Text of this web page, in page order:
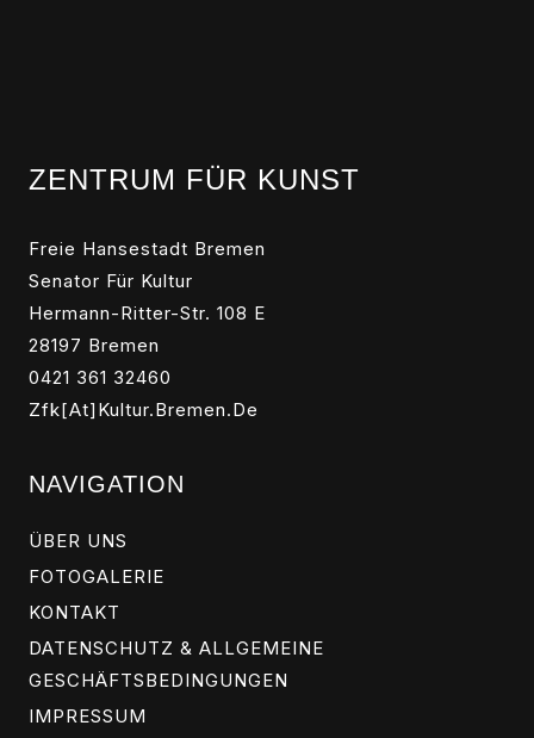
ZENTRUM FÜR KUNST
Freie Hansestadt Bremen
Senator Für Kultur
Hermann-Ritter-Str. 108 E
28197 Bremen
0421 361 32460
Zfk[at]kultur.bremen.de
NAVIGATION
ÜBER UNS
FOTOGALERIE
KONTAKT
DATENSCHUTZ & ALLGEMEINE
GESCHÄFTSBEDINGUNGEN
IMPRESSUM